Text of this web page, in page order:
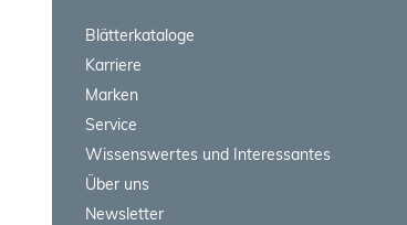
Blätterkataloge
Karriere
Marken
Service
Wissenswertes und Interessantes
Über uns
Newsletter